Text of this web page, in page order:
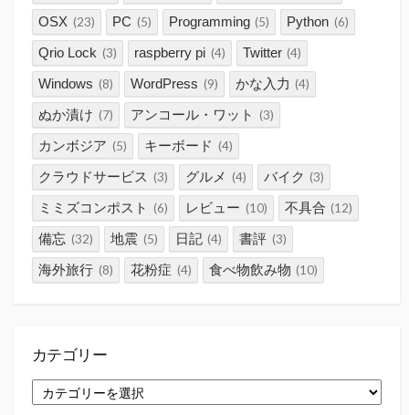
OSX (23) PC (5) Programming (5) Python (6)
Qrio Lock (3) raspberry pi (4) Twitter (4)
Windows (8) WordPress (9) かな入力 (4)
ぬか漬け (7) アンコール・ワット (3)
カンボジア (5) キーボード (4)
クラウドサービス (3) グルメ (4) バイク (3)
ミミズコンポスト (6) レビュー (10) 不具合 (12)
備忘 (32) 地震 (5) 日記 (4) 書評 (3)
海外旅行 (8) 花粉症 (4) 食べ物飲み物 (10)
カテゴリー
テ